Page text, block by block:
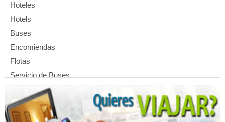
Hoteles
Hotels
Buses
Encomiendas
Flotas
Servicio de Buses
Servicio de Microbuses
Transporte de Pasajeros
Transporte Terrestre